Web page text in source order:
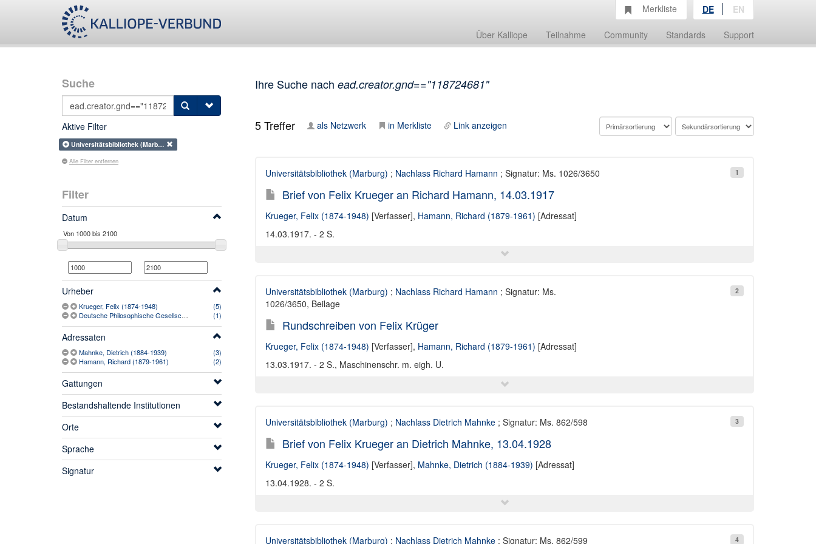
Über Kalliope Teilnahme Community Standards Support
Merkliste DE EN
Suche
Aktive Filter
Universitätsbibliothek (Marb…
Alle Filter entfernen
Filter
Datum
Urheber
Krueger, Felix (1874-1948)
(5)
Deutsche Philosophische Gesellschaft
(1)
Adressaten
Mahnke, Dietrich (1884-1939)
(3)
Hamann, Richard (1879-1961)
(2)
Gattungen
Bestandshaltende Institutionen
Orte
Sprache
Signatur
Ihre Suche nach ead.creator.gnd=="118724681"
5Treffer als Netzwerk in Merkliste Link anzeigen
1
Universitätsbibliothek (Marburg) ; Nachlass Richard Hamann ; Signatur: Ms. 1026/3650
Brief von Felix Krueger an Richard Hamann, 14.03.1917
Krueger, Felix (1874-1948) [Verfasser], Hamann, Richard (1879-1961) [Adressat]
14.03.1917. - 2 S.
2
Universitätsbibliothek (Marburg) ; Nachlass Richard Hamann ; Signatur: Ms.
1026/3650, Beilage
Rundschreiben von Felix Krüger
Krueger, Felix (1874-1948) [Verfasser], Hamann, Richard (1879-1961) [Adressat]
13.03.1917. - 2 S., Maschinenschr. m. eigh. U.
3
Universitätsbibliothek (Marburg) ; Nachlass Dietrich Mahnke; Signatur: Ms. 862/598
Brief von Felix Krueger an Dietrich Mahnke, 13.04.1928
Krueger, Felix (1874-1948) [Verfasser], Mahnke, Dietrich (1884-1939) [Adressat]
13.04.1928. - 2 S.
4
Universitätsbibliothek (Marburg) ; Nachlass Dietrich Mahnke; Signatur: Ms. 862/599